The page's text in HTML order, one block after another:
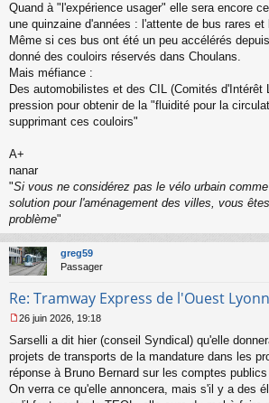
Quand à "l'expérience usager" elle sera encore
une quinzaine d'années : l'attente de bus rares et
Même si ces bus ont été un peu accélérés
donné des couloirs réservés dans Choulans.
Mais méfiance :
Des automobilistes et des CIL (Comités d'Intérêt
pression pour obtenir de la "fluidité pour la
supprimant ces couloirs"
A+
nanar
"Si vous ne considérez pas le vélo urbain
solution pour l'aménagement des villes, vous
problème"
greg59
Passager
Re: Tramway Express de l'Ouest
e
s
s
a
g
26 juin 2026, 19:18
Sarselli a dit hier (conseil Syndical) qu'elle
projets de transports de la mandature dans les
réponse à Bruno Bernard sur les comptes
On verra ce qu'elle annoncera, mais s'il y a des